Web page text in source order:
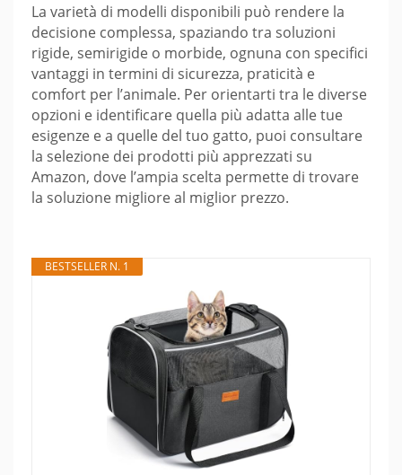
La varietà di modelli disponibili può rendere la
decisione complessa, spaziando tra soluzioni
rigide, semirigide o morbide, ognuna con specifici
vantaggi in termini di sicurezza, praticità e
comfort per l’animale. Per orientarti tra le diverse
opzioni e identificare quella più adatta alle tue
esigenze e a quelle del tuo gatto, puoi consultare
la selezione dei prodotti più apprezzati su
Amazon, dove l’ampia scelta permette di trovare
la soluzione migliore al miglior prezzo.
BESTSELLER N. 1